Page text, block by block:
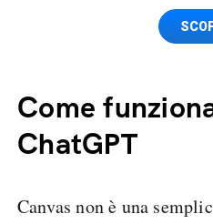
Spedizione SIM GRATIS
Come
ChatGPT
Canvas non è una